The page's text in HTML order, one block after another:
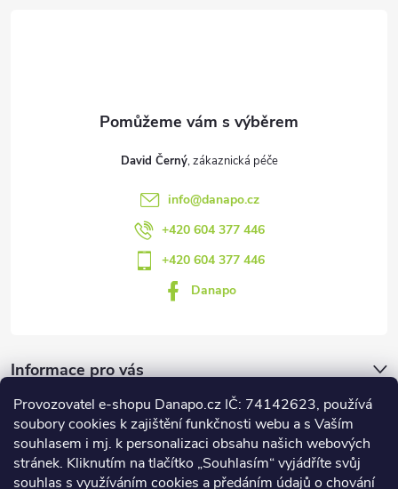
Provozovatel e-shopu Danapo.cz IČ: 74142623, používá
soubory cookies k zajištění funkčnosti webu a s Vaším
souhlasem i mj. k personalizaci obsahu našich webových
stránek. Kliknutím na tlačítko „Souhlasím“ vyjádříte svůj
souhlas s využíváním cookies a předáním údajů o chování
David Černý
info@danapo.cz
+420 604 377 446
+420 604 377 446
Danapo
Informace pro vás
Dotazník
Co upřednosťnujete?